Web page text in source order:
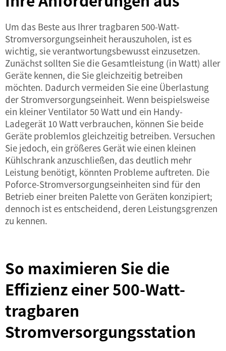
Um das Beste aus Ihrer tragbaren 500-Watt-
Stromversorgungseinheit herauszuholen, ist es
wichtig, sie verantwortungsbewusst einzusetzen.
Zunächst sollten Sie die Gesamtleistung (in Watt) aller
Geräte kennen, die Sie gleichzeitig betreiben
möchten. Dadurch vermeiden Sie eine Überlastung
der Stromversorgungseinheit. Wenn beispielsweise
ein kleiner Ventilator 50 Watt und ein Handy-
Ladegerät 10 Watt verbrauchen, können Sie beide
Geräte problemlos gleichzeitig betreiben. Versuchen
Sie jedoch, ein größeres Gerät wie einen kleinen
Kühlschrank anzuschließen, das deutlich mehr
Leistung benötigt, könnten Probleme auftreten. Die
Poforce-Stromversorgungseinheiten sind für den
Betrieb einer breiten Palette von Geräten konzipiert;
dennoch ist es entscheidend, deren Leistungsgrenzen
zu kennen.
So maximieren Sie die
Effizienz einer 500-Watt-
tragbaren
Stromversorgungsstation